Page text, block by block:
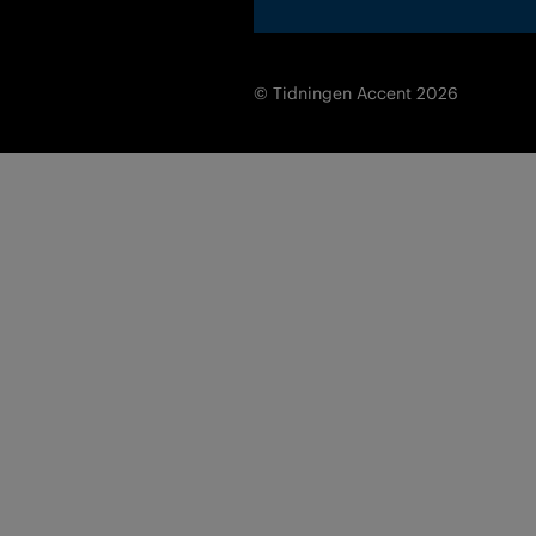
© Tidningen Accent 2026